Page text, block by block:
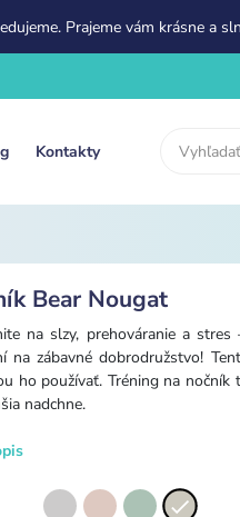
Prajeme vám krásne a
Kontakty
Bear Nougat
na slzy, prehováranie a
na zábavné dobrodružstvo!
ho používať. Tréning na
nadchne.